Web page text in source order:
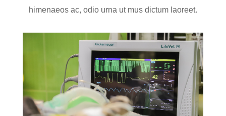
himenaeos ac, odio urna ut mus dictum laoreet.